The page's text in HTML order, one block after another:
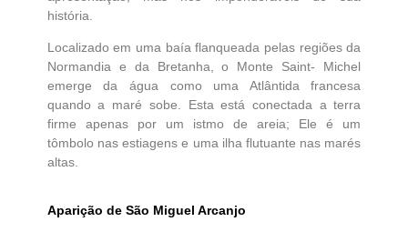
história.
Localizado em uma baía flanqueada pelas regiões da
Normandia e da Bretanha, o Monte Saint- Michel
emerge da água como uma Atlântida francesa
quando a maré sobe. Esta está conectada a terra
firme apenas por um istmo de areia; Ele é um
tômbolo nas estiagens e uma ilha flutuante nas marés
altas.
Aparição de São Miguel Arcanjo